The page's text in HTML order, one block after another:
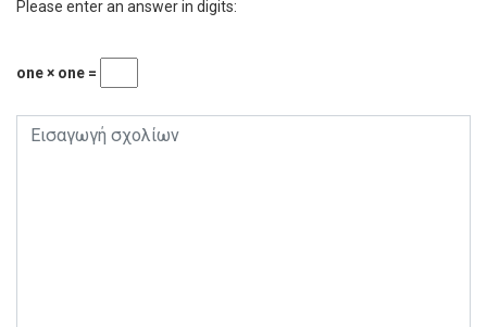
Please enter an answer in digits:
one × one =